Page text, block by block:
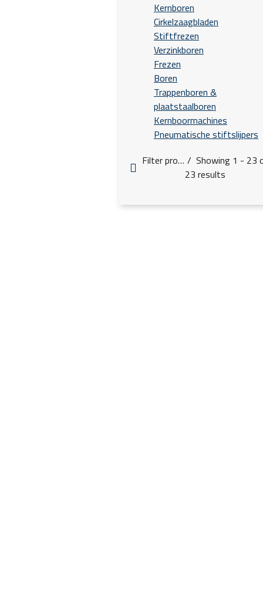
Kernboren
Cirkelzaagbladen
Stiftfrezen
Verzinkboren
Frezen
Boren
Trappenboren &
plaatstaalboren
Kernboormachines
Pneumatische stiftslijpers
Filter products
Showing 1 - 23
23 results